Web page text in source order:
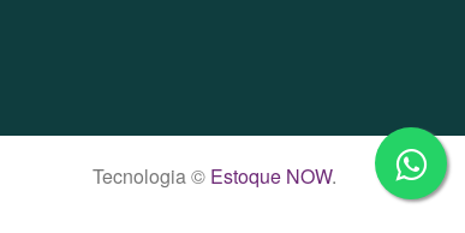
Tecnologia © Estoque NOW.